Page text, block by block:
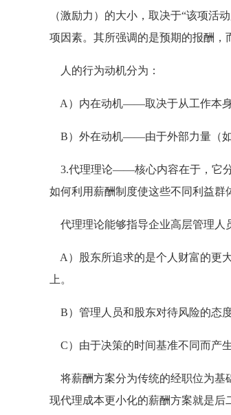
（激励力）的大小，取决于“该项活
项因素。其所强调的是预期的报酬，
人的行为动机分为：
A）内在动机——取决于从工作本身
B）外在动机——由于外部力量（如
3.代理理论——核心内容在于，它分
如何利用薪酬制度使这些不同利益群
代理理论能够指导企业高层管理人
A）股东所追求的是个人财富的更
上。
B）管理人员和股东对待风险的态度
C）由于决策的时间基准不同而产生
将薪酬方案分为传统的经职位为基
现代理成本更小化的薪酬方案就是后